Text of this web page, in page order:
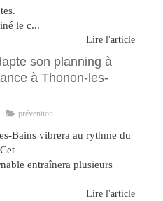
le c...
Lire l'article
son planning à
à Thonon-les-
prévention
Bains vibrera au rythme du
entraînera plusieurs
Lire l'article